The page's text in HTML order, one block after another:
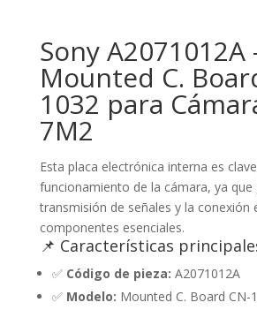
Sony A2071012A
Mounted C.
1032 para
7M2
Esta placa electrónica interna es
funcionamiento de la cámara, ya que
transmisión de señales y la conexión
componentes esenciales.
📌 Características
✅ Código de pieza: A2071012A
✅ Modelo: Mounted C. Board CN-